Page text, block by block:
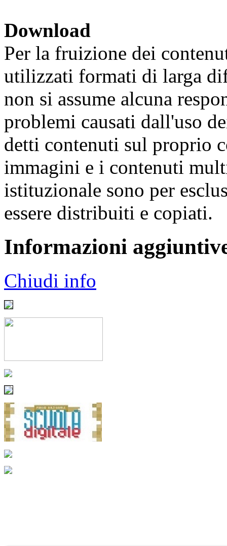
Download
Per la fruizione dei
utilizzati formati di larga
non si assume alcuna
problemi causati dall'uso
detti contenuti sul proprio
immagini e i contenuti
istituzionale sono per
essere distribuiti e copiati.
Informazioni
Chiudi info